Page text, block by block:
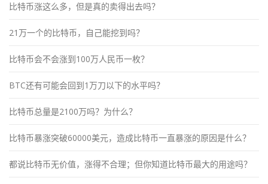
比特币涨这么多，但是真的卖得出去吗？
21万一个的比特币，自己能挖到吗？
比特币会不会涨到100万人民币一枚？
BTC还有可能会回到1万刀以下的水平吗？
比特币总量是2100万吗？为什么？
比特币暴涨突破60000美元，造成比特币一直暴涨的原因是什么？
都说比特币无价值，涨得不合理；但你知道比特币最大的用途吗？